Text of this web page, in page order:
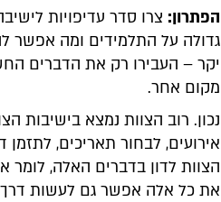
הפתרון: צרו סדר עדיפויות
גדולה על התלמידים ומה אפשר
יקר – העבירו רק את הדברים
מקום אחר.
נכון. רוב הצוות נמצא בישיבות
אירועים, לבחור תאריכים,
הצוות לדון בדברים האלה,
את כל אלה אפשר גם לעשות דרך